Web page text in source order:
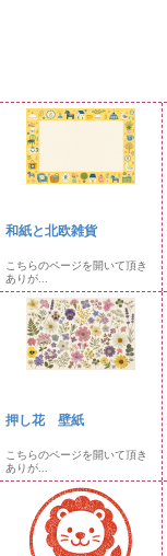
和紙と北欧雑貨
こちらのページを開いて頂き
ありが...
押し花 壁紙
こちらのページを開いて頂き
ありが...